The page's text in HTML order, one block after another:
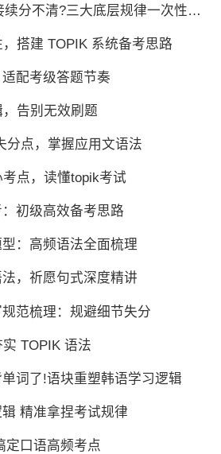
续分不清?三大底层规律一次性吃
搭建 TOPIK 系统备考思路
配考级答题节奏
告别无效刷题
分点，掌握应用文语法
点，读懂topik考试
：初级高效备考思路
：高频语法全面梳理
，祈愿句式深度精讲
范梳理：规避细节失分
TOPIK 语法
词了!语块重塑韩语学习逻辑
精准拿捏考试规律
定口语高频考点